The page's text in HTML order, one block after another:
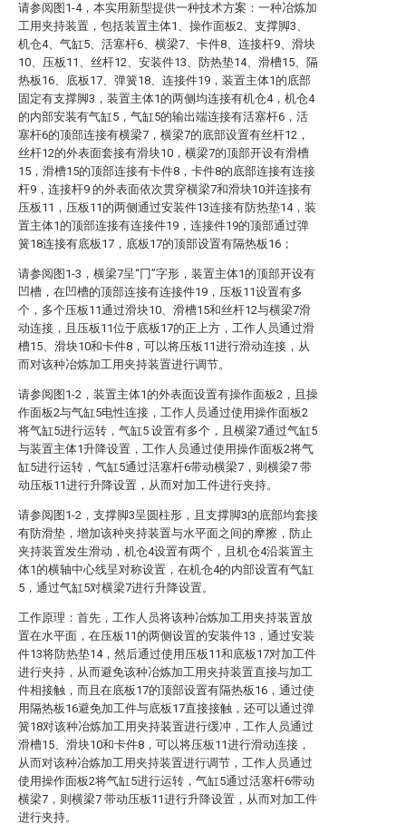
请参阅图1-4，本实用新型提供一种技术方案：一种冶炼加
工用夹持装置，包括装置主体1、操作面板2、支撑脚3、
机仓4、气缸5、活塞杆6、横梁7、卡件8、连接杆9、滑块
10、压板11、丝杆12、安装件13、防热垫14、滑槽15、隔
热板16、底板17、弹簧18、连接件19，装置主体1的底部
固定有支撑脚3，装置主体1的两侧均连接有机仓4，机仓4
的内部安装有气缸5，气缸5的输出端连接有活塞杆6，活
塞杆6的顶部连接有横梁7，横梁7的底部设置有丝杆12，
丝杆12的外表面套接有滑块10，横梁7的顶部开设有滑槽
15，滑槽15的顶部连接有卡件8，卡件8的底部连接有连接
杆9，连接杆9 的外表面依次贯穿横梁7和滑块10并连接有
压板11，压板11的两侧通过安装件13连接有防热垫14，装
置主体1的顶部连接有连接件19，连接件19的顶部通过弹
簧18连接有底板17，底板17的顶部设置有隔热板16；
请参阅图1-3，横梁7呈“冂”字形，装置主体1的顶部开设有
凹槽，在凹槽的顶部连接有连接件19，压板11设置有多
个，多个压板11通过滑块10、滑槽15和丝杆12与横梁7滑
动连接，且压板11位于底板17的正上方，工作人员通过滑
槽15、滑块10和卡件8，可以将压板11进行滑动连接，从
而对该种冶炼加工用夹持装置进行调节。
请参阅图1-2，装置主体1的外表面设置有操作面板2，且操
作面板2与气缸5电性连接，工作人员通过使用操作面板2
将气缸5进行运转，气缸5 设置有多个，且横梁7通过气缸5
与装置主体1升降设置，工作人员通过使用操作面板2将气
缸5进行运转，气缸5通过活塞杆6带动横梁7，则横梁7 带
动压板11进行升降设置，从而对加工件进行夹持。
请参阅图1-2，支撑脚3呈圆柱形，且支撑脚3的底部均套接
有防滑垫，增加该种夹持装置与水平面之间的摩擦，防止
夹持装置发生滑动，机仓4设置有两个，且机仓4沿装置主
体1的横轴中心线呈对称设置，在机仓4的内部设置有气缸
5，通过气缸5对横梁7进行升降设置。
工作原理：首先，工作人员将该种冶炼加工用夹持装置放
置在水平面，在压板11的两侧设置的安装件13，通过安装
件13将防热垫14，然后通过使用压板11和底板17对加工件
进行夹持，从而避免该种冶炼加工用夹持装置直接与加工
件相接触，而且在底板17的顶部设置有隔热板16，通过使
用隔热板16避免加工件与底板17直接接触，还可以通过弹
簧18对该种冶炼加工用夹持装置进行缓冲，工作人员通过
滑槽15、滑块10和卡件8，可以将压板11进行滑动连接，
从而对该种冶炼加工用夹持装置进行调节，工作人员通过
使用操作面板2将气缸5进行运转，气缸5通过活塞杆6带动
横梁7，则横梁7 带动压板11进行升降设置，从而对加工件
进行夹持。